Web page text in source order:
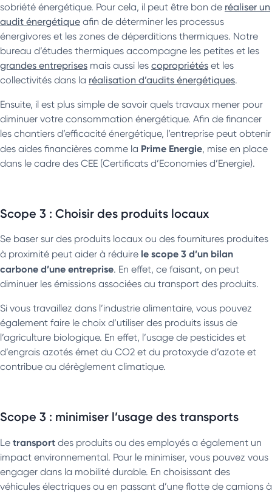
sobriété énergétique. Pour cela, il peut être bon de réaliser un
audit énergétique afin de déterminer les processus
énergivores et les zones de déperditions thermiques. Notre
bureau d’études thermiques accompagne les petites et les
grandes entreprises mais aussi les copropriétés et les
collectivités dans la réalisation d’audits énergétiques.
Ensuite, il est plus simple de savoir quels travaux mener pour
diminuer votre consommation énergétique. Afin de financer
les chantiers d’efficacité énergétique, l’entreprise peut obtenir
des aides financières comme la Prime Energie, mise en place
dans le cadre des CEE (Certificats d’Economies d’Energie).
Scope 3 : Choisir des produits locaux
Se baser sur des produits locaux ou des fournitures produites
à proximité peut aider à réduire le scope 3 d’un bilan
carbone d’une entreprise. En effet, ce faisant, on peut
diminuer les émissions associées au transport des produits.
Si vous travaillez dans l’industrie alimentaire, vous pouvez
également faire le choix d’utiliser des produits issus de
l’agriculture biologique. En effet, l’usage de pesticides et
d’engrais azotés émet du CO2 et du protoxyde d’azote et
contribue au dérèglement climatique.
Scope 3 : minimiser l’usage des transports
Le transport des produits ou des employés a également un
impact environnemental. Pour le minimiser, vous pouvez vous
engager dans la mobilité durable. En choisissant des
véhicules électriques ou en passant d’une flotte de camions à